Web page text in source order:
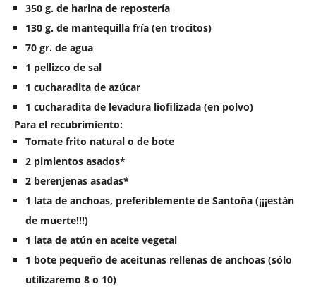
350 g. de harina de repostería
130 g. de mantequilla fría (en trocitos)
70 gr. de agua
1 pellizco de sal
1 cucharadita de azúcar
1 cucharadita de levadura liofilizada (en polvo)
Para el recubrimiento:
Tomate frito natural o de bote
2 pimientos asados*
2 berenjenas asadas*
1 lata de anchoas, preferiblemente de Santoña (¡¡¡están
de muerte!!!)
1 lata de atún en aceite vegetal
1 bote pequeño de aceitunas rellenas de anchoas (sólo
utilizaremo 8 o 10)